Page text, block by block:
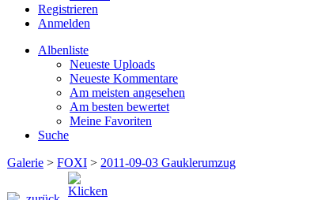
Registrieren
Anmelden
Albenliste
Neueste Uploads
Neueste Kommentare
Am meisten angesehen
Am besten bewertet
Meine Favoriten
Suche
Galerie > FOXI > 2011-09-03 Gauklerumzug